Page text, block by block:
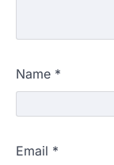
Name *
Email *